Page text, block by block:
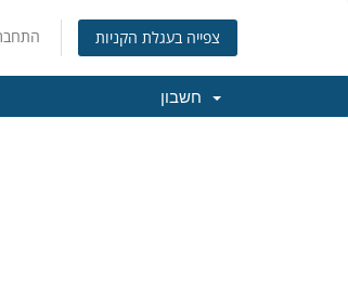
צפייה בעגלת הקניות